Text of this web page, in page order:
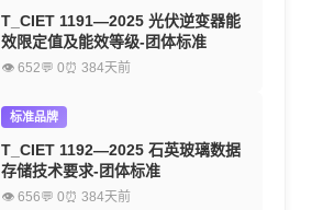
T_CIET 1191—2025 光伏逆变器能
效限定值及能效等级-团体标准
👁 652💬 0⏰ 384天前
标准品牌
T_CIET 1192—2025 石英玻璃数据
存储技术要求-团体标准
👁 656💬 0⏰ 384天前